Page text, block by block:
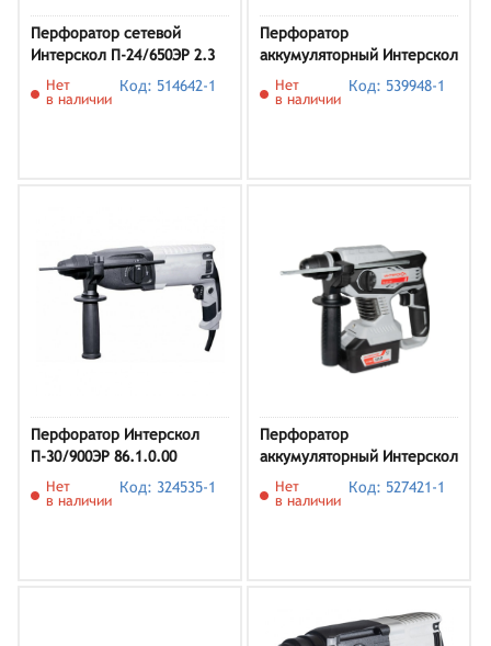
Перфоратор сетевой
Интерскол П-24/650ЭР 2.3
ДжНет
в наличии
Код: 514642-1
Перфоратор
аккумуляторный Интерскол
ПА-24/18В Li-Ion 4.0 А·ч 18
В х1 кейс Li-Ion 18 В 2.2 Дж
Нет
в наличии
Код: 539948-1
Перфоратор Интерскол
П-30/900ЭР 86.1.0.00
Нет
в наличии
Код: 324535-1
Перфоратор
аккумуляторный Интерскол
ПА-24/18В Li-Ion 2.0 А·ч 18
В х2 кейс Li-Ion 18 В 2.2 Дж
Нет
в наличии
Код: 527421-1